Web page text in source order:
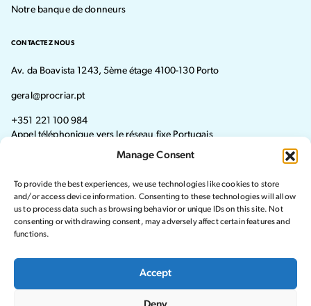
Manage Consent
To provide the best experiences, we use technologies like cookies to store
and/or access device information. Consenting to these technologies will allow
us to process data such as browsing behavior or unique IDs on this site. Not
consenting or withdrawing consent, may adversely affect certain features and
functions.
Accept
Notre banque de donneurs
CONTACTEZ NOUS
Av. da Boavista 1243, 5ème étage 4100-130 Porto
geral@procriar.pt
+351 221 100 984
Appel téléphonique vers le réseau fixe Portugais
Du lundi au jeudi: de 8h30 à 19h30 Vendredi: de 8h30 à 16h30
Visit our Facebook page
Visit our instagram page